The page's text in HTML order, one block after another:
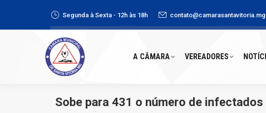
Segunda à Sexta - 12h às 18h
A CÂMARA VEREADORES
Sobe para 431 o número de
A CÂMARA VEREADORES